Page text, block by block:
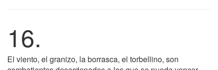
16.
El viento, el granizo, la borrasca, el torbellino, son